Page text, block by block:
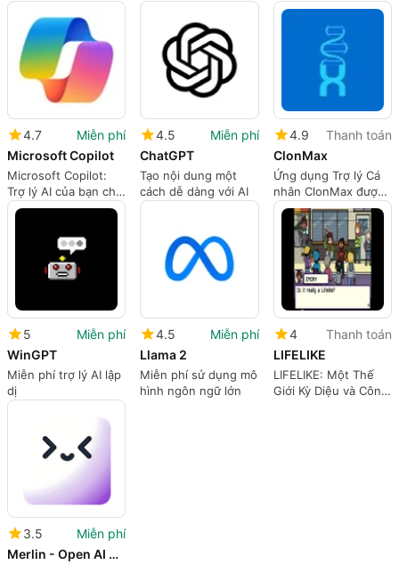
án sáng tạo việc với AI cho Windows
4.7
Miễn phí
Microsoft Copilot
Microsoft Copilot:
Trợ lý AI của bạn cho
Windows
4.5
Miễn phí
ChatGPT
Tạo nội dung một
cách dễ dàng với AI
4.9
Thanh toán
ClonMax
Ứng dụng Trợ lý Cá
nhân ClonMax được
trang bị trí tuệ nhân
5
Miễn phí
WinGPT
Miễn phí trợ lý AI lập
dị
4.5
Miễn phí
Llama 2
Miễn phí sử dụng mô
hình ngôn ngữ lớn
4
Thanh toán
LIFELIKE
LIFELIKE: Một Thế
Giới Kỳ Diệu và Công
3.5
Miễn phí
Merlin - Open AI ChatGPT powered assistant